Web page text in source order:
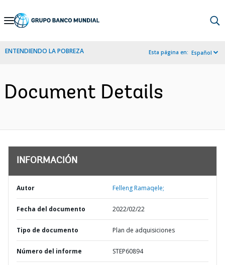
Skip
Navigation
ENTENDIENDO LA POBREZA Esta página en: Español
Document Details
INFORMACIÓN
Autor Felleng Ramaqele;
Fecha del documento 2022/02/22
Tipo de documento Plan de adquisiciones
Número del informe STEP60894